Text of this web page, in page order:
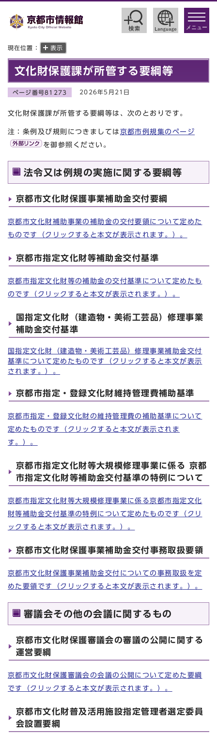
toggle
メニュー
現在位置： 表示
文化財保護課が所管する要綱等
ページ番号81273 2026年5月21日
文化財保護課が所管する要綱等は、次のとおりです。
注：条例及び規則につきましては 京都市例規集のページ
を御参照ください。
法令又は例規の実施に関する要綱等
京都市文化財保護事業補助金交付要綱
京都市文化財補助事業の補助金の交付要領について定めた
ものです（クリックすると本文が表示されます。）。
京都市指定文化財等補助金交付基準
京都市指定文化財等の補助金の交付基準について定めたも
のです（クリックすると本文が表示されます。）。
国指定文化財（建造物・美術工芸品）修理事業
補助金交付基準
国指定文化財（建造物・美術工芸品）修理事業補助金交付
基準について定めたものです（クリックすると本文が表示
されます。）。
京都市指定・登録文化財維持管理費補助基準
京都市指定・登録文化財の維持管理費の補助基準について
定めたものです（クリックすると本文が表示されま
す。）。
京都市指定文化財等大規模修理事業に係る 京都
市指定文化財等補助金交付基準の特例について
京都市指定文化財等大規模修理事業に係る京都市指定文化
財等補助金交付基準の特例について定めたものです（クリ
ックすると本文が表示されます。）。
京都市文化財保護事業補助金交付事務取扱要領
京都市文化財保護事業補助金交付についての事務取扱を定
めた要領です（クリックすると本文が表示されます。）。
審議会その他の会議に関するもの
京都市文化財保護審議会の審議の公開に関する
運営要綱
京都市文化財保護審議会の会議の公開について定めた要綱
です（クリックすると本文が表示されます。）。
京都市文化財普及活用施設指定管理者選定委員
会設置要綱